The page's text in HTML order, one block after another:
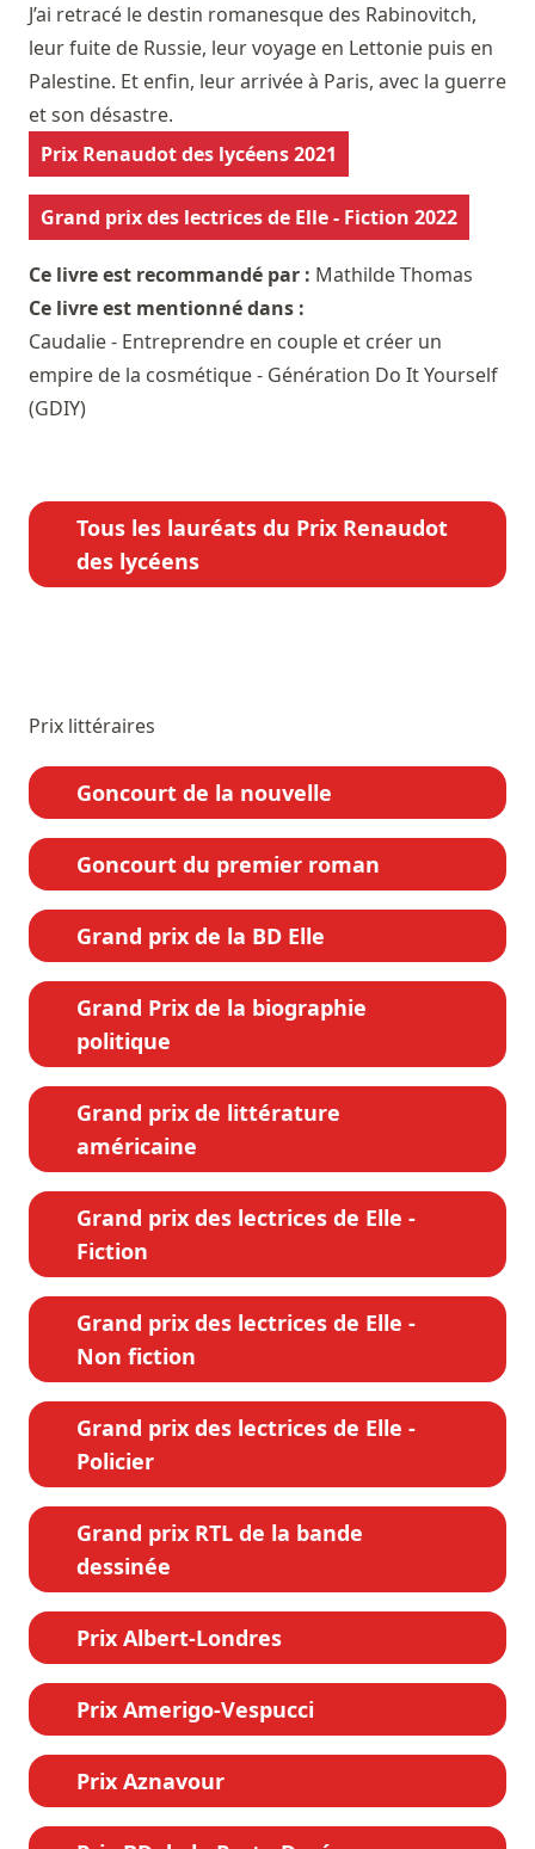
J’ai retracé le destin romanesque des Rabinovitch,
leur fuite de Russie, leur voyage en Lettonie puis en
Palestine. Et enfin, leur arrivée à Paris, avec la guerre
et son désastre.
Prix Renaudot des lycéens 2021
Grand prix des lectrices de Elle - Fiction 2022
Ce livre est recommandé par : Mathilde Thomas
Ce livre est mentionné dans :
Caudalie - Entreprendre en couple et créer un
empire de la cosmétique - Génération Do It Yourself
(GDIY)
Tous les lauréats du Prix Renaudot
des lycéens
Prix littéraires
Goncourt de la nouvelle
Goncourt du premier roman
Grand prix de la BD Elle
Grand Prix de la biographie
politique
Grand prix de littérature
américaine
Grand prix des lectrices de Elle -
Fiction
Grand prix des lectrices de Elle -
Non fiction
Grand prix des lectrices de Elle -
Policier
Grand prix RTL de la bande
dessinée
Prix Albert-Londres
Prix Amerigo-Vespucci
Prix Aznavour